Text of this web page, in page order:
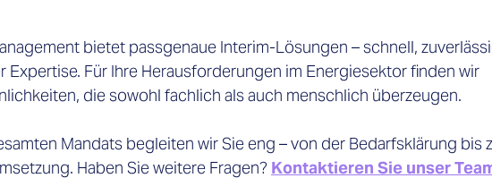
bietet passgenaue Interim-Lösungen – schnell,
Expertise. Für Ihre Herausforderungen im Energiesektor finden wir
die sowohl fachlich als auch menschlich überzeugen.
Mandats begleiten wir Sie eng – von der Bedarfsklärung bis
Haben Sie weitere Fragen? Kontaktieren Sie unser